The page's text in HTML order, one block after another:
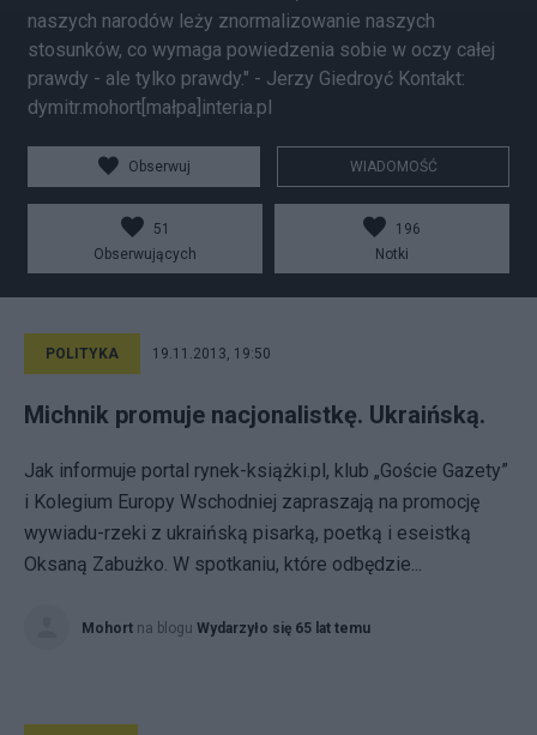
Obserwuj WIADOMOŚĆ
51
Obserwujących
196
Notki
POLITYKA 19.11.2013, 19:50
Michnik promuje nacjonalistkę. Ukraińską.
Jak informuje portal rynek-książki.pl, klub „Goście Gazety”
i Kolegium Europy Wschodniej zapraszają na promocję
wywiadu-rzeki z ukraińską pisarką, poetką i eseistką
Oksaną Zabużko. W spotkaniu, które odbędzie...
Mohort na blogu Wydarzyło się 65 lat temu